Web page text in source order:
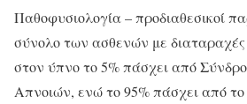
Παθοφυσιολογία – προδιαθεσικοί
σύνολο των ασθενών με
στον ύπνο το 5% πάσχει από
Απνοιών, ενώ το 95% πάσχει από